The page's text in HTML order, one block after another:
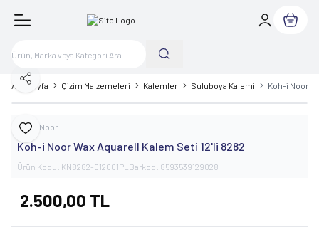
Sepetim
Ana Sayfa Çizim Malzemeleri Kalemler Suluboya Kalemi Koh-i Noor
Favoriye Ekle
Paylaş
Koh-i Noor
Koh-i Noor Wax Aquarell Kalem Seti 12'li 8282
Ürün Kodu: KN8282-012001PL Barkod: 8593539129028
2.500,00 TL